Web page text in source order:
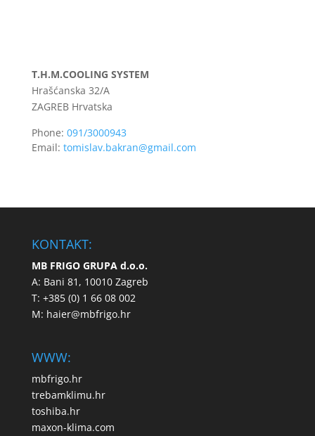
T.H.M.COOLING SYSTEM
Hrašćanska 32/A
ZAGREB Hrvatska
Phone: 091/3000943
Email: tomislav.bakran@gmail.com
KONTAKT:
MB FRIGO GRUPA d.o.o.
A: Bani 81, 10010 Zagreb
T: +385 (0) 1 66 08 002
M: haier@mbfrigo.hr
WWW:
mbfrigo.hr
trebamklimu.hr
toshiba.hr
maxon-klima.com